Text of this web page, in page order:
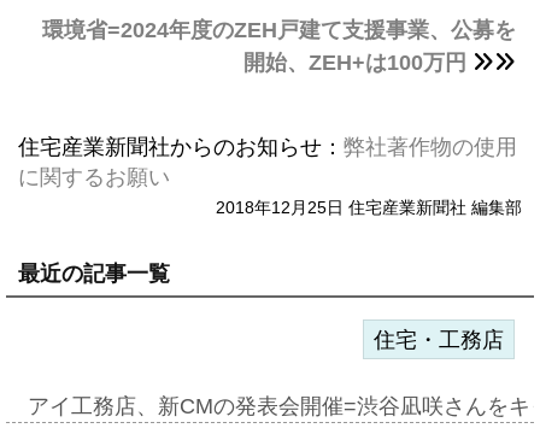
環境省=2024年度のZEH戸建て支援事業、公募を
開始、ZEH+は100万円
住宅産業新聞社からのお知らせ： 弊社著作物の使用
に関するお願い
2018年12月25日 住宅産業新聞社 編集部
最近の記事一覧
住宅・工務店
アイ工務店、新CMの発表会開催=渋谷凪咲さんを